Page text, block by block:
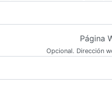
Página
Opcional. Dirección